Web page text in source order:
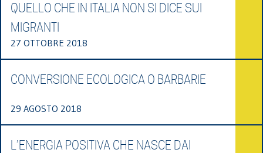
QUELLO CHE IN ITALIA NON SI DICE SUI
MIGRANTI
27 OTTOBRE 2018
CONVERSIONE ECOLOGICA O BARBARIE
29 AGOSTO 2018
L’ENERGIA POSITIVA CHE NASCE DAI